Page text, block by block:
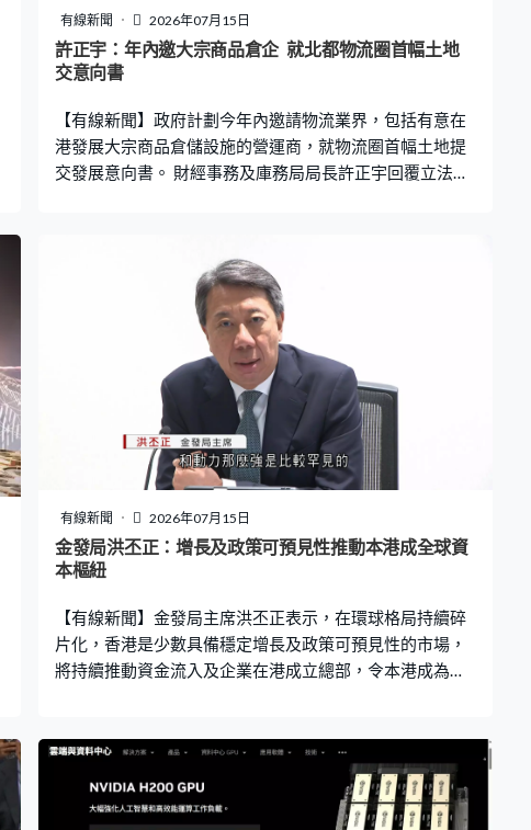
有線新聞 2026年07月15日
許正宇：年內邀大宗商品倉企 就北都物流圈首幅土地
交意向書
【有線新聞】政府計劃今年內邀請物流業界，包括有意在
港發展大宗商品倉儲設施的營運商，就物流圈首幅土地提
交發展意向書。 財經事務及庫務局局長許正宇回覆立法會
六月底，本港有18個倫敦金屬交易所認可倉庫，庫存金屬
有線新聞 2026年07月15日
金發局洪丕正：增長及政策可預見性推動本港成全球資
本樞紐
【有線新聞】金發局主席洪丕正表示，在環球格局持續碎
片化，香港是少數具備穩定增長及政策可預見性的市場，
將持續推動資金流入及企業在港成立總部，令本港成為至
用這勢頭，因為全球人士都想尋找地方增長，想尋找地方
分散風險，香港能夠做到兩方面增長和分散風險。」